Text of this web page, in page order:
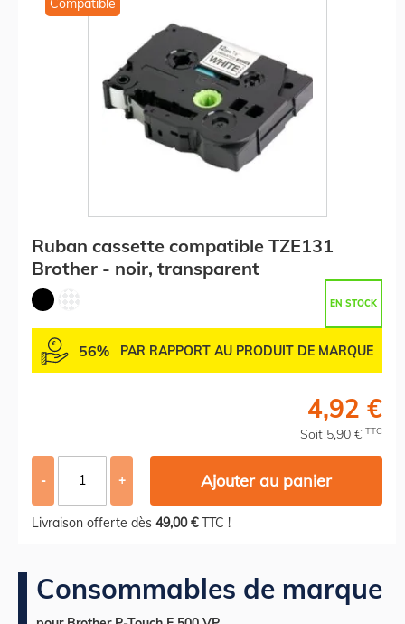
Ruban cassette compatible TZE131
Brother - noir, transparent
EN STOCK
56% PAR RAPPORT AU PRODUIT DE MARQUE
4,92 €
Soit 5,90 € TTC
- + Ajouter au panier
Livraison offerte dès 49,00 €TTC !
Consommables de marque